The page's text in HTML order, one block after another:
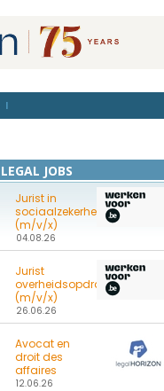
LEGAL JOBS
Jurist in
sociaalzekerheidsrecht
(m/v/x)
04.08.26
Jurist
overheidsopdrachten
(m/v/x)
26.06.26
Avocat en
droit des
affaires
12.06.26